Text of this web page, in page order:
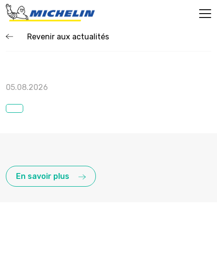
Revenir aux actualités
05.08.2026
En savoir plus